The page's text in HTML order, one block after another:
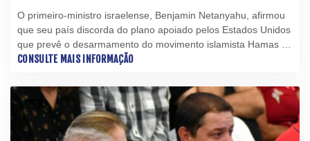
O primeiro-ministro israelense, Benjamin Netanyahu, afirmou
que seu país discorda do plano apoiado pelos Estados Unidos
que prevê o desarmamento do movimento islamista Hamas e
a posterior retirada de Israel do território palestino.
CONSULTE MAIS INFORMAÇÃO